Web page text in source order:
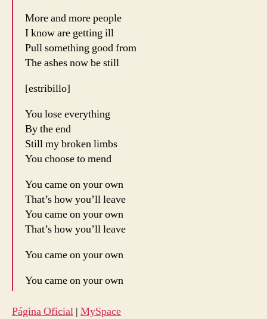
More and more people
I know are getting ill
Pull something good from
The ashes now be still
[estribillo]
You lose everything
By the end
Still my broken limbs
You choose to mend
You came on your own
That’s how you’ll leave
You came on your own
That’s how you’ll leave
You came on your own
You came on your own
Página Oficial | MySpace